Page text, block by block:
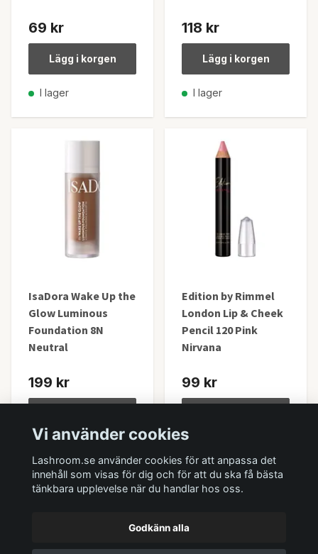
69 kr
Lägg i korgen
I lager
118 kr
Lägg i korgen
I lager
IsaDora Wake Up the
Glow Luminous
Foundation 8N
Neutral
199 kr
Edition by Rimmel
London Lip & Cheek
Pencil 120 Pink
Nirvana
99 kr
Vi använder cookies
Lashroom.se använder cookies för att anpassa det
innehåll som visas för dig och för att du ska få bästa
tänkbara upplevelse när du handlar hos oss.
Godkänn alla